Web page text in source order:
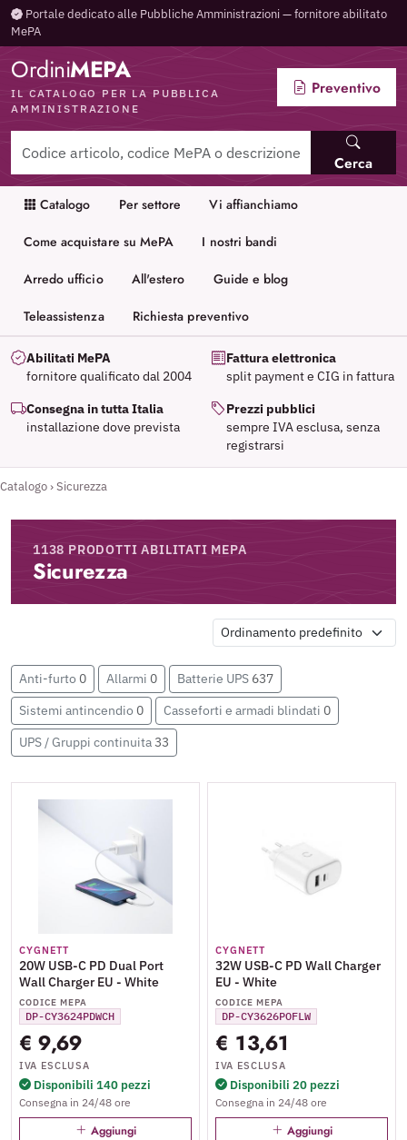
Portale dedicato alle Pubbliche Amministrazioni — fornitore abilitato
MePA
OrdiniMEPA
IL CATALOGO PER LA PUBBLICA
AMMINISTRAZIONE
Cerca
Preventivo
Catalogo Per settore Vi affianchiamo
Come acquistare su MePA I nostri bandi
Arredo ufficio All'estero Guide e blog
Teleassistenza Richiesta preventivo
Abilitati MePA
fornitore qualificato dal 2004
Fattura elettronica
split payment e CIG in fattura
Consegna in tutta Italia
installazione dove prevista
Prezzi pubblici
sempre IVA esclusa, senza
registrarsi
Catalogo›Sicurezza
1138 PRODOTTI ABILITATI MEPA
Sicurezza
Anti-furto 0 Allarmi 0 Batterie UPS 637
Sistemi antincendio 0 Casseforti e armadi blindati 0
UPS / Gruppi continuita33
CYGNETT
20W USB-C PD Dual Port
Wall Charger EU - White
CODICE MEPA
DP-CY3624PDWCH
€ 9,69
IVA ESCLUSA
Disponibili 140 pezzi
Consegna in 24/48 ore
Aggiungi
CYGNETT
32W USB-C PD Wall Charger
EU - White
CODICE MEPA
DP-CY3626POFLW
€ 13,61
IVA ESCLUSA
Disponibili 20 pezzi
Consegna in 24/48 ore
Aggiungi